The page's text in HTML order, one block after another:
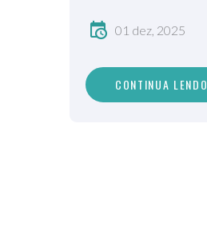
01 dez, 2025
CONTINUA LENDO